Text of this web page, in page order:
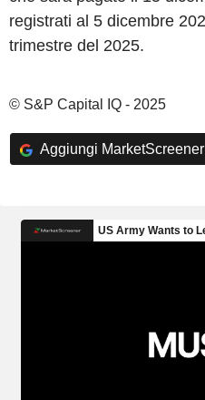
registrati al 5 dicembre
trimestre del 2025.
© S&P Capital IQ - 2025
Aggiungi